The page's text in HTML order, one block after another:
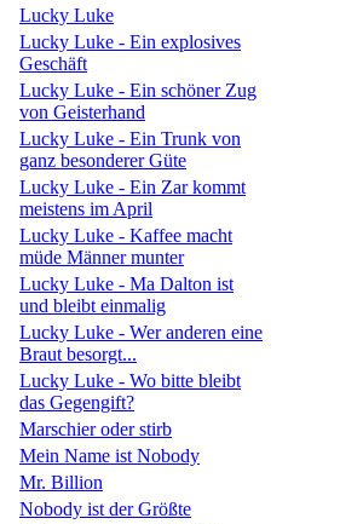
Lucky Luke
Lucky Luke - Ein explosives
Geschäft
Lucky Luke - Ein schöner Zug
von Geisterhand
Lucky Luke - Ein Trunk von
ganz besonderer Güte
Lucky Luke - Ein Zar kommt
meistens im April
Lucky Luke - Kaffee macht
müde Männer munter
Lucky Luke - Ma Dalton ist
und bleibt einmalig
Lucky Luke - Wer anderen eine
Braut besorgt...
Lucky Luke - Wo bitte bleibt
das Gegengift?
Marschier oder stirb
Mein Name ist Nobody
Mr. Billion
Nobody ist der Größte